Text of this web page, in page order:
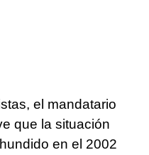
el mandatario
que la situación
en el 2002